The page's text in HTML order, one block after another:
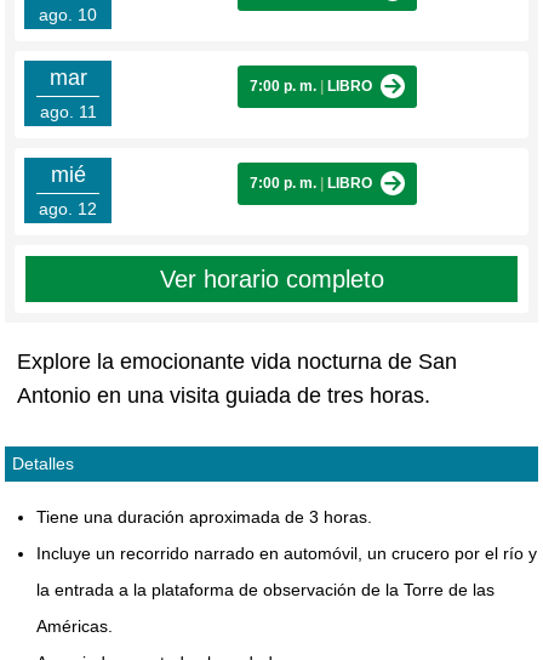
ago. 10
mar
ago. 11
7:00 p. m. LIBRO
mié
ago. 12
7:00 p. m. LIBRO
Ver horario completo
Explore la emocionante vida nocturna de San
Antonio en una visita guiada de tres horas.
Detalles
Tiene una duración aproximada de 3 horas.
Incluye un recorrido narrado en automóvil, un crucero por el río y
la entrada a la plataforma de observación de la Torre de las
Américas.